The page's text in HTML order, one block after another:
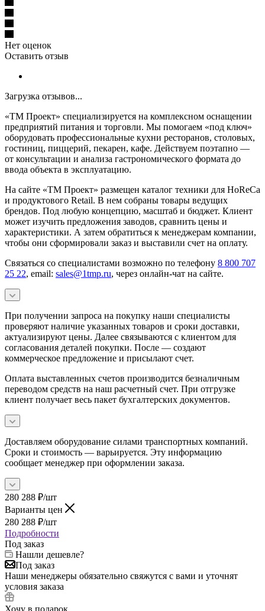
Нет оценок
Оставить отзыв
Загрузка отзывов...
«ТМ Проект» специализируется на комплексном оснащении
предприятий питания и торговли. Мы помогаем «под ключ»
оборудовать профессиональные кухни ресторанов, столовых,
гостиниц, пиццерий, пекарен, кафе. Действуем поэтапно —
от консультации и анализа гастрономического формата до
ввода объекта в эксплуатацию.
На сайте «ТМ Проект» размещен каталог техники для HoReCa
и продуктового Retail. В нем собраны товары ведущих
брендов. Под любую концепцию, масштаб и бюджет. Клиент
может изучить предложения заводов, сравнить цены и
характеристики. А затем обратиться к менеджерам компании,
чтобы они сформировали заказ и выставили счет на оплату.
Связаться со специалистами возможно по телефону 8 800 707
25 22, email: sales@1tmp.ru, через онлайн-чат на сайте.
При получении запроса на покупку наши специалисты
проверяют наличие указанных товаров и сроки доставки,
актуализируют цены. Далее связываются с клиентом для
согласования деталей покупки. После — создают
коммерческое предложение и присылают счет.
Оплата выставленных счетов производится безналичным
переводом средств на наш расчетный счет. При отгрузке
клиент получает весь пакет бухгалтерских документов.
Доставляем оборудование силами транспортных компаний.
Сроки и стоимость — варьируется. Эту информацию
сообщает менеджер при оформлении заказа.
280 288 ₽/шт
Варианты цен
280 288 ₽/шт
Подробности
Под заказ
Нашли дешевле?
Под заказ
Наши менеджеры обязательно свяжутся с вами и уточнят
условия заказа
Хочу в подарок